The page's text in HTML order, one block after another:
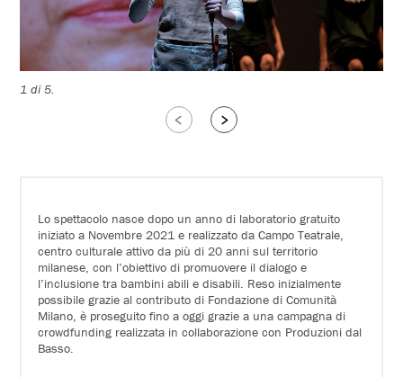
1 di 5.
Slide
Lo spettacolo nasce dopo un anno di laboratorio gratuito
iniziato a Novembre 2021 e realizzato da Campo Teatrale,
centro culturale attivo da più di 20 anni sul territorio
milanese, con l’obiettivo di promuovere il dialogo e
l’inclusione tra bambini abili e disabili. Reso inizialmente
possibile grazie al contributo di Fondazione di Comunità
Milano, è proseguito fino a oggi grazie a una campagna di
crowdfunding realizzata in collaborazione con Produzioni dal
Basso.